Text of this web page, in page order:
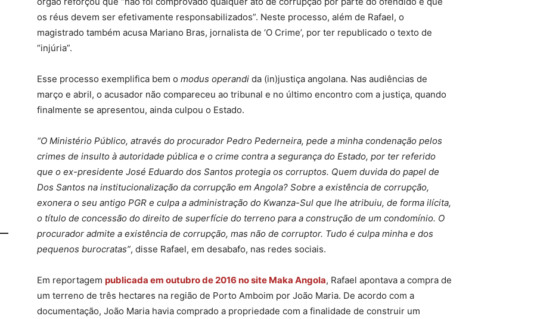
os réus devem ser efetivamente responsabilizados”. Neste processo, além de Rafael, o
magistrado também acusa Mariano Bras, jornalista de ‘O Crime’, por ter republicado o texto de
“injúria”.
Esse processo exemplifica bem o modus operandi da (in)justiça angolana. Nas audiências de
março e abril, o acusador não compareceu ao tribunal e no último encontro com a justiça, quando
finalmente se apresentou, ainda culpou o Estado.
“O Ministério Público, através do procurador Pedro Pederneira, pede a minha condenação pelos
crimes de insulto à autoridade pública e o crime contra a segurança do Estado, por ter referido
que o ex-presidente José Eduardo dos Santos protegia os corruptos. Quem duvida do papel de
Dos Santos na institucionalização da corrupção em Angola? Sobre a existência de corrupção,
exonera o seu antigo PGR e culpa a administração do Kwanza-Sul que lhe atribuiu, de forma ilícita,
o título de concessão do direito de superfície do terreno para a construção de um condomínio. O
procurador admite a existência de corrupção, mas não de corruptor. Tudo é culpa minha e dos
pequenos burocratas”, disse Rafael, em desabafo, nas redes sociais.
Em reportagem publicada em outubro de 2016 no site Maka Angola, Rafael apontava a compra de
um terreno de três hectares na região de Porto Amboim por João Maria. De acordo com a
documentação, João Maria havia comprado a propriedade com a finalidade de construir um